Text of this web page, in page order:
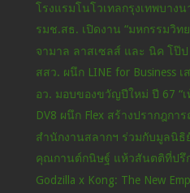
โรงแรมโนโวเทลกรุงเทพบาง
รมช.สธ. เปิดงาน “มหกรรมวิ
จามาล ลาสเซลส์ และ นิค โป๊
สสว. ผนึก LINE for Business เ
อว. มอบของขวัญปีใหม่ ปี 67 “เ
DV8 ผนึก Flex สร้างปรากฎกา
สำนักงานสลากฯ ร่วมกับมูลนิธิ
คุณกานต์กนิษฐ์ แห้วสันตติที่ปรึ
Godzilla x Kong: The New